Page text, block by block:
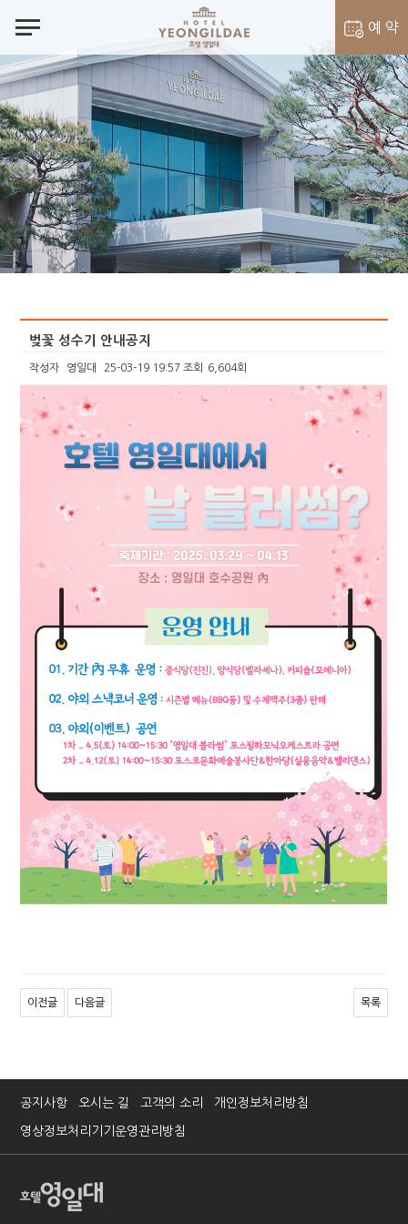
notes 예 약
객실 예약
벨라셰나 예약
벚꽃 성수기 안내공지
작성자 영일대 25-03-19 19:57 조회 6,604회
본문
이전글 다음글 목록
공지사항 오시는 길 고객의 소리 개인정보처리방침
영상정보처리기기운영관리방침